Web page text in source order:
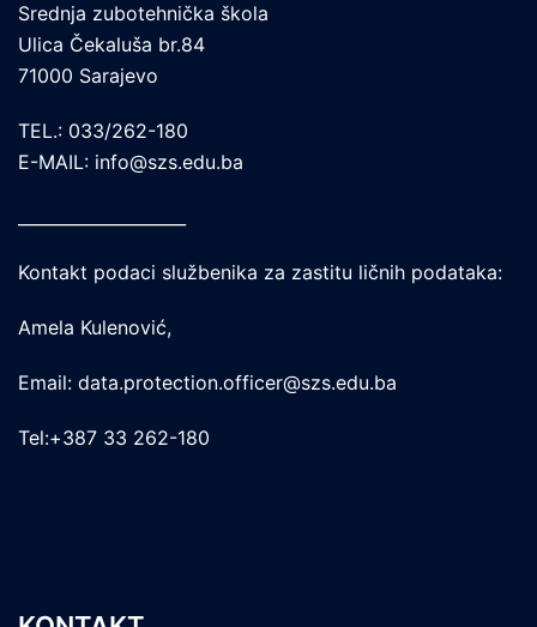
Srednja zubotehnička škola
Ulica Čekaluša br.84
71000 Sarajevo
TEL.: 033/262-180
E-MAIL: info@szs.edu.ba
Kontakt podaci službenika za zastitu ličnih podataka:
Amela Kulenović,
Email: data.protection.officer@szs.edu.ba
Tel:+387 33 262-180